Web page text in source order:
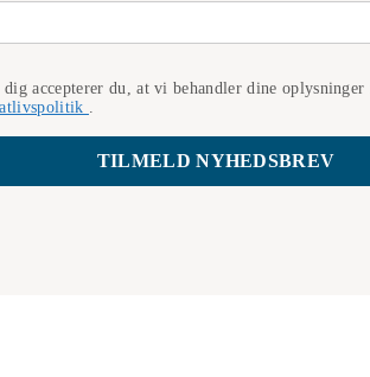
accepterer du, at vi behandler dine oplysninger